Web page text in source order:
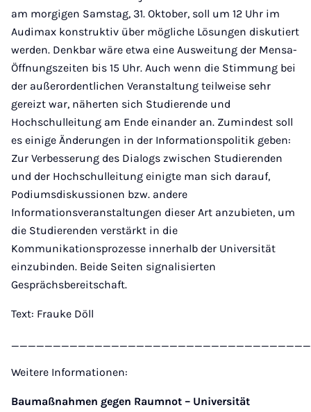
am morgigen Samstag, 31. Oktober, soll um 12 Uhr im
Audimax konstruktiv über mögliche Lösungen diskutiert
werden. Denkbar wäre etwa eine Ausweitung der Mensa-
Öffnungszeiten bis 15 Uhr. Auch wenn die Stimmung bei
der außerordentlichen Veranstaltung teilweise sehr
gereizt war, näherten sich Studierende und
Hochschulleitung am Ende einander an. Zumindest soll
es einige Änderungen in der Informationspolitik geben:
Zur Verbesserung des Dialogs zwischen Studierenden
und der Hochschulleitung einigte man sich darauf,
Podiumsdiskussionen bzw. andere
Informationsveranstaltungen dieser Art anzubieten, um
die Studierenden verstärkt in die
Kommunikationsprozesse innerhalb der Universität
einzubinden. Beide Seiten signalisierten
Gesprächsbereitschaft.
Text: Frauke Döll
Weitere Informationen:
Baumaßnahmen gegen Raumnot – Universität